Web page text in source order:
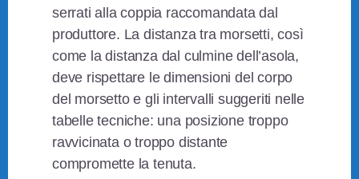
serrati alla coppia raccomandata dal
produttore. La distanza tra morsetti, così
come la distanza dal culmine dell’asola,
deve rispettare le dimensioni del corpo
del morsetto e gli intervalli suggeriti nelle
tabelle tecniche: una posizione troppo
ravvicinata o troppo distante
compromette la tenuta.